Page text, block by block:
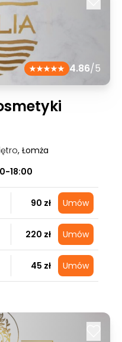
4.86/5
, Łomża
18:00
90 zł Umów
220 zł Umów
45 zł Umów